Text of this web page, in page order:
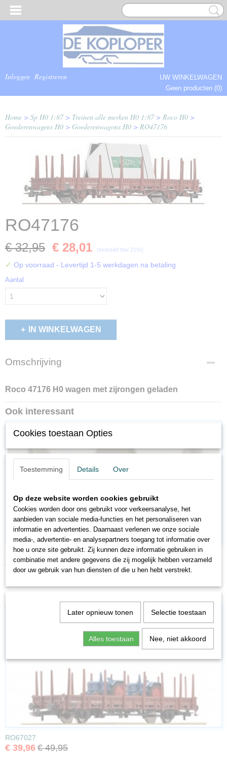
Inloggen Registreren
UW WINKELWAGEN
Geen producten (0)
Home > Sp H0 1:87> Treinen alle merken H0 1:87> Roco H0 >
Goederenwagens H0 > Goederenwagons H0 > RO47176
RO47176
€ 32,95 € 28,01 (inclusief btw 21%)
✓ Op voorraad - Levertijd 1-5 werkdagen na betaling
Aantal
IN WINKELWAGEN
Omschrijving
Roco 47176 H0 wagen met zijrongen geladen
Ook interessant
€ 21,21 € 24,95
RO67027
€ 39,96 € 49,95
Cookies toestaan Opties
Toestemming Details Over
Op deze website worden cookies gebruikt
Cookies worden door ons gebruikt voor verkeersanalyse, het
aanbieden van sociale media-functies en het personaliseren van
informatie en advertenties. Daarnaast verlenen we onze sociale
media-, advertentie- en analysepartners toegang tot informatie over
hoe u onze site gebruikt. Zij kunnen deze informatie gebruiken in
combinatie met andere gegevens die zij mogelijk hebben verzameld
door uw gebruik van hun diensten of die u hen hebt verstrekt.
Later opnieuw tonen Selectie toestaan
Alles toestaan Nee, niet akkoord